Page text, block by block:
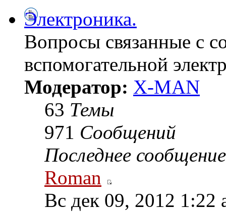
Электроника.
Вопросы связанные с
вспомогательной
Модератор: X-MAN
63 Темы
971 Сообщений
Последнее сообщение
Roman
Вс дек 09, 2012 1:22